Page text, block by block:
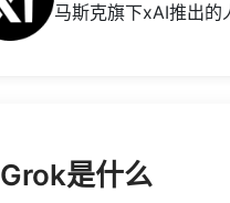
马斯克旗下xAI推出的
Grok是什么